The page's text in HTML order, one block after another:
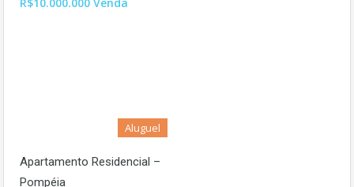
Aluguel
Apartamento Residencial –
Pompéia